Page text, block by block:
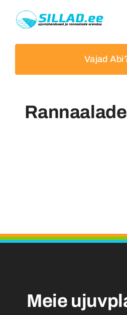
Lisavarustus
Vajad
Meie